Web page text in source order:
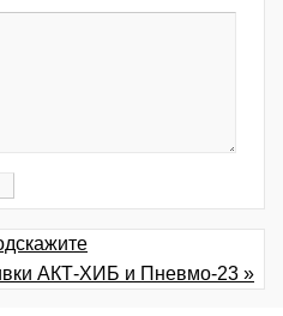
АКТ-ХИБ и Пневмо-23 »